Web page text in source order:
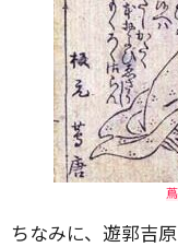
ちなみに、遊郭吉